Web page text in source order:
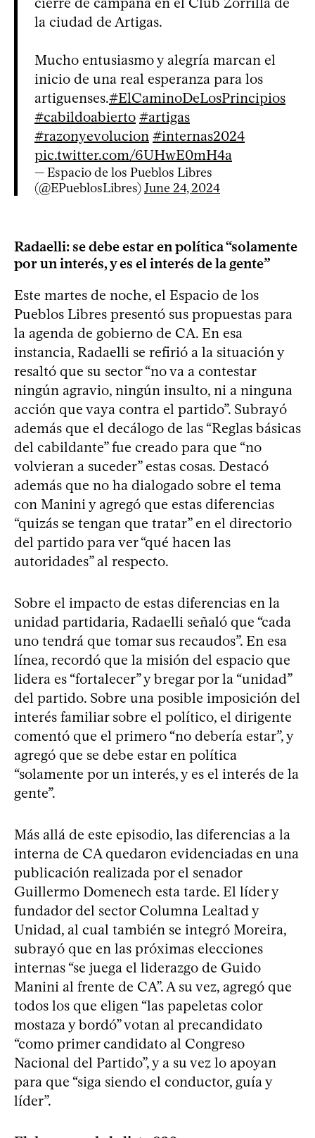
la ciudad de Artigas.
Mucho entusiasmo y alegría marcan el
inicio de una real esperanza para los
artiguenses.#ElCaminoDeLosPrincipios
#cabildoabierto #artigas
#razonyevolucion #internas2024
pic.twitter.com/6UHwE0mH4a
— Espacio de los Pueblos Libres
(@EPueblosLibres)June 24, 2024
Radaelli: se debe estar en política “solamente
por un interés, y es el interés de la gente”
Este martes de noche, el Espacio de los
Pueblos Libres presentó sus propuestas para
la agenda de gobierno de CA. En esa
instancia, Radaelli se refirió a la situación y
resaltó que su sector “no va a contestar
ningún agravio, ningún insulto, ni a ninguna
acción que vaya contra el partido”. Subrayó
además que el decálogo de las “Reglas básicas
del cabildante” fue creado para que “no
volvieran a suceder” estas cosas. Destacó
además que no ha dialogado sobre el tema
con Manini y agregó que estas diferencias
“quizás se tengan que tratar” en el directorio
del partido para ver “qué hacen las
autoridades” al respecto.
Sobre el impacto de estas diferencias en la
unidad partidaria, Radaelli señaló que “cada
uno tendrá que tomar sus recaudos”. En esa
línea, recordó que la misión del espacio que
lidera es “fortalecer” y bregar por la “unidad”
del partido. Sobre una posible imposición del
interés familiar sobre el político, el dirigente
comentó que el primero “no debería estar”, y
agregó que se debe estar en política
“solamente por un interés, y es el interés de la
gente”.
Más allá de este episodio, las diferencias a la
interna de CA quedaron evidenciadas en una
publicación realizada por el senador
Guillermo Domenech esta tarde. El líder y
fundador del sector Columna Lealtad y
Unidad, al cual también se integró Moreira,
subrayó que en las próximas elecciones
internas “se juega el liderazgo de Guido
Manini al frente de CA”. A su vez, agregó que
todos los que eligen “las papeletas color
mostaza y bordó” votan al precandidato
“como primer candidato al Congreso
Nacional del Partido”, y a su vez lo apoyan
para que “siga siendo el conductor, guía y
líder”.